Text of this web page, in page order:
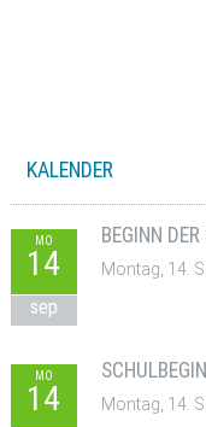
KALENDER
MO
14
sep
BEGINN
Montag, 14.
MO
14 Montag, 14.